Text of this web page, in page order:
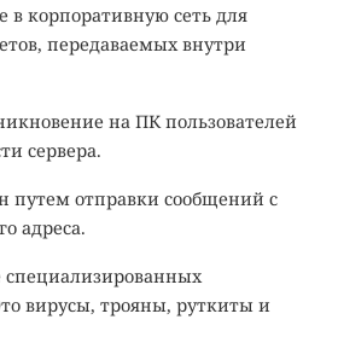
в корпоративную сеть для
передаваемых внутри
на ПК пользователей
сервера.
отправки сообщений с
адреса.
специализированных
вирусы, трояны, руткиты и